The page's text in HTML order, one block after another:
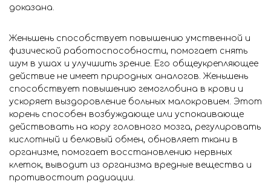
Москва
Личный
кабинет
Мои желания: 1
товар
Моя корзина: 0
0
доказана.
Женьшень способствует повышению умственной и
физической работоспособности, помогает снять
шум в ушах и улучшить зрение. Его общеукрепляющее
действие не имеет природных аналогов. Женьшень
способствует повышению гемоглобина в крови и
ускоряет выздоровление больных малокровием. Этот
корень способен возбуждающе или успокаивающе
действовать на кору головного мозга, регулировать
кислотный и белковый обмен, обновляет ткани в
организме, помогает восстановлению нервных
клеток, выводит из организма вредные вещества и
противостоит радиации.